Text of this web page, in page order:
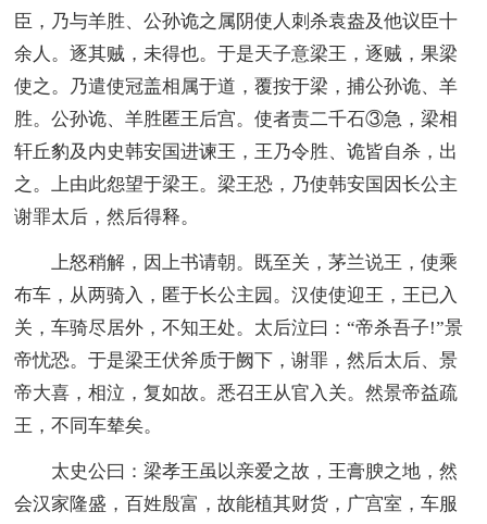
臣，乃与羊胜、公孙诡之属阴使人刺杀袁盎及他议臣十
余人。逐其贼，未得也。于是天子意梁王，逐贼，果梁
使之。乃遣使冠盖相属于道，覆按于梁，捕公孙诡、羊
胜。公孙诡、羊胜匿王后宫。使者责二千石③急，梁相
轩丘豹及内史韩安国进谏王，王乃令胜、诡皆自杀，出
之。上由此怨望于梁王。梁王恐，乃使韩安国因长公主
谢罪太后，然后得释。
上怒稍解，因上书请朝。既至关，茅兰说王，使乘
布车，从两骑入，匿于长公主园。汉使使迎王，王已入
关，车骑尽居外，不知王处。太后泣曰：“帝杀吾子!”景
帝忧恐。于是梁王伏斧质于阙下，谢罪，然后太后、景
帝大喜，相泣，复如故。悉召王从官入关。然景帝益疏
王，不同车辇矣。
太史公曰：梁孝王虽以亲爱之故，王膏腴之地，然
会汉家隆盛，百姓殷富，故能植其财货，广宫室，车服